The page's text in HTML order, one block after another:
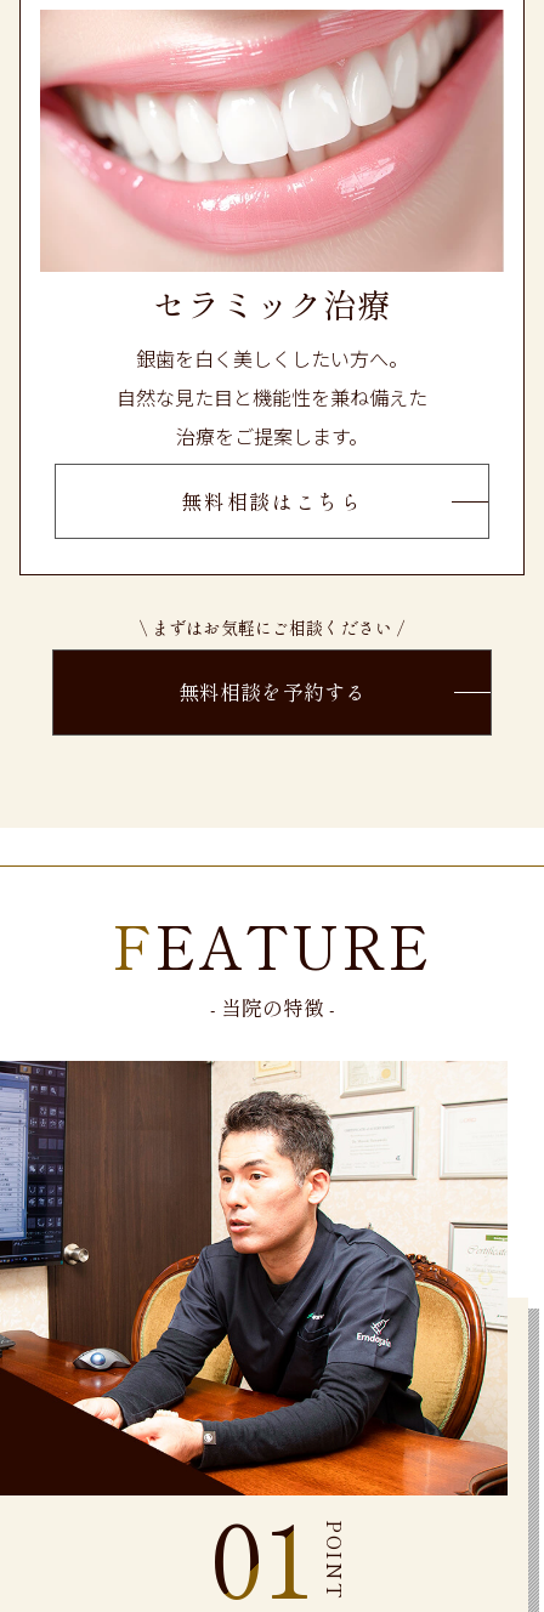
セラミック治療
銀歯を白く美しくしたい方へ。
自然な見た目と機能性を兼ね備えた
治療をご提案します。
無料相談はこちら
\ まずはお気軽にご相談ください /
無料相談を予約する
FEATURE
- 当院の特徴 -
01 POINT